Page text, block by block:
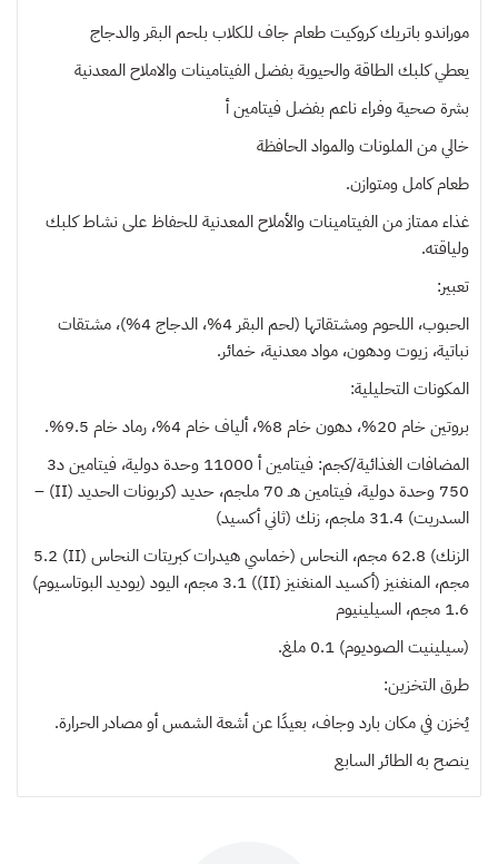
موراندو باتريك كروكيت طعام جاف للكلاب بلحم البقر والدجاج
يعطي كلبك الطاقة والحيوية بفضل الفيتامينات والاملاح المعدنية
بشرة صحية وفراء ناعم بفضل فيتامين أ
خالي من الملونات والمواد الحافظة
طعام كامل ومتوازن.
غذاء ممتاز من الفيتامينات والأملاح المعدنية للحفاظ على نشاط كلبك
ولياقته.
تعبير:
الحبوب، اللحوم ومشتقاتها (لحم البقر 4%، الدجاج 4%)، مشتقات
نباتية، زيوت ودهون، مواد معدنية، خمائر.
المكونات التحليلية:
بروتين خام 20%، دهون خام 8%، ألياف خام 4%، رماد خام 9.5%.
المضافات الغذائية/كجم: فيتامين أ 11000 وحدة دولية، فيتامين د3
750 وحدة دولية، فيتامين هـ 70 ملجم، حديد (كربونات الحديد (II) –
السدريت) 31.4 ملجم، زنك (ثاني أكسيد)
الزنك) 62.8 مجم، النحاس (خماسي هيدرات كبريتات النحاس (II) 5.2
مجم، المنغنيز (أكسيد المنغنيز (II)) 3.1 مجم، اليود (يوديد البوتاسيوم)
1.6 مجم، السيلينيوم
(سيلينيت الصوديوم) 0.1 ملغ.
طرق التخزين:
يُخزن في مكان بارد وجاف، بعيدًا عن أشعة الشمس أو مصادر الحرارة.
ينصح بهالطائر السابع